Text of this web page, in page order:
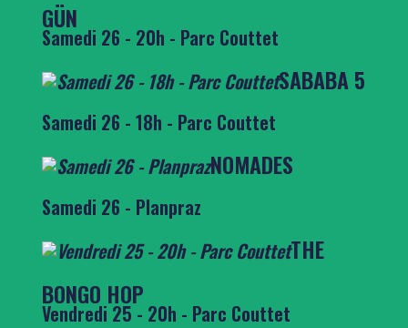
GÜN
Samedi 26 - 20h - Parc Couttet
SABABA 5
Samedi 26 - 18h - Parc Couttet
NOMADES
Samedi 26 - Planpraz
THE
BONGO HOP
Vendredi 25 - 20h - Parc Couttet